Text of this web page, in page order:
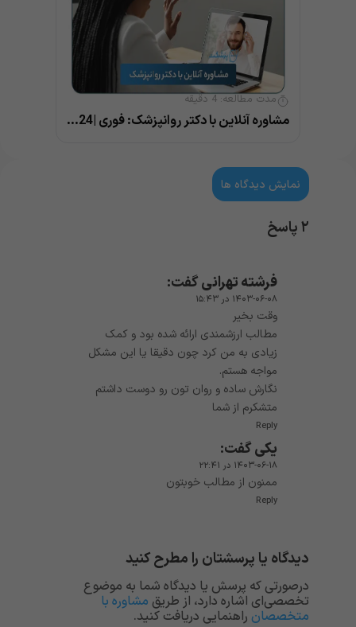
مدت مطالعه:4 دقیقه
مشاوره آنلاین با دکتر روانپزشک: فوری |24 ساعته |بهترین پزشک
نمایش دیدگاه ها
۲ پاسخ
فرشته تهرانیگفت:
۱۴۰۳-۰۶-۰۸ در ۱۵:۴۳
وقت بخیر
مطالب ارزشمندی ارائه شده بود و کمک
زیادی به من کرد چون دقیقا یا این مشکل
مواجه هستم.
نگارش ساده و روان تون رو دوست داشتم
متشکرم از شما
Reply
یکیگفت:
۱۴۰۳-۰۶-۱۸ در ۲۲:۴۱
ممنون از مطالب خوبتون
Reply
دیدگاه یا پرسشتان را مطرح کنید
درصورتی که پرسش یا دیدگاه شما به موضوع
تخصصی‌ای اشاره دارد، از طریق مشاوره با
متخصصان راهنمایی دریافت کنید.